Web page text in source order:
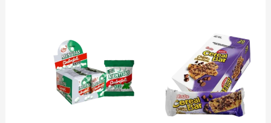
cantidad